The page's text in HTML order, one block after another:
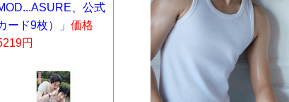
、公式
ード9枚）」 価格
円